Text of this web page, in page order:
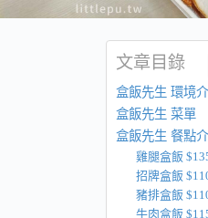
文章目錄
盒飯先生 環境
盒飯先生 菜單
盒飯先生 餐點
雞腿盒飯
招牌盒飯
豬排盒飯
牛肉盒飯